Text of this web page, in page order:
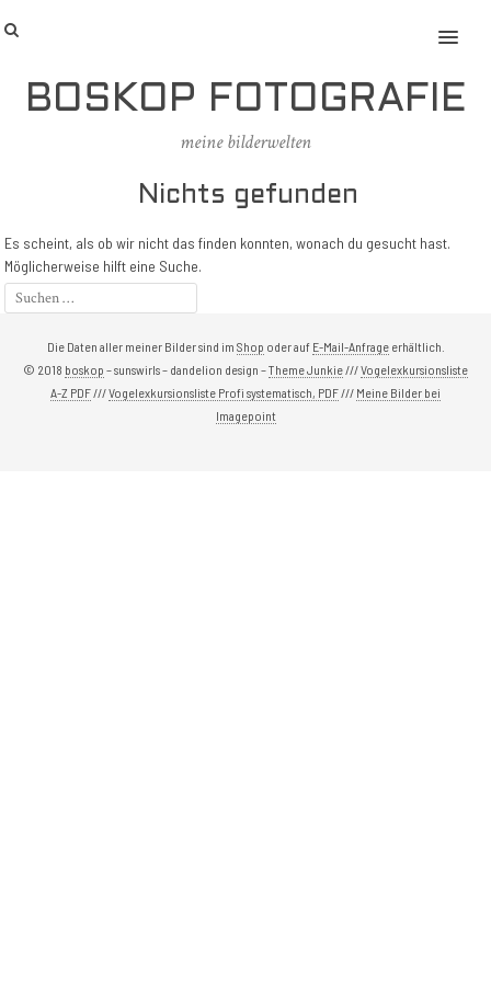
MENU
BOSKOP FOTOGRAFIE
meine bilderwelten
Nichts gefunden
Es scheint, als ob wir nicht das finden konnten, wonach du gesucht hast.
Möglicherweise hilft eine Suche.
Die Daten aller meiner Bilder sind im Shop oder auf E-Mail-Anfrageerhältlich.
© 2018 boskop – sunswirls – dandelion design –Theme Junkie ///Vogelexkursionsliste
A-Z PDF ///Vogelexkursionsliste Profi systematisch, PDF /// Meine Bilder bei
Imagepoint